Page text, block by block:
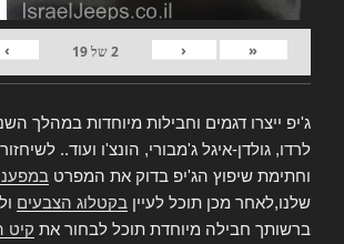
«
‹
2של19
›
ג'יפ ייצרו דגמים וחבילות מיוחדות במהלך
לרדו, גולדן-איגל ג'מבורי, הונצ'ו ועוד..
וחתימת שיפוץ הג'יפ בדוק את המפרט
שלנו,לאחר מכן תוכל לעיין בקטלוג הצבעים
ברשותך חבילה מיוחדת תוכל לבחור את קיט